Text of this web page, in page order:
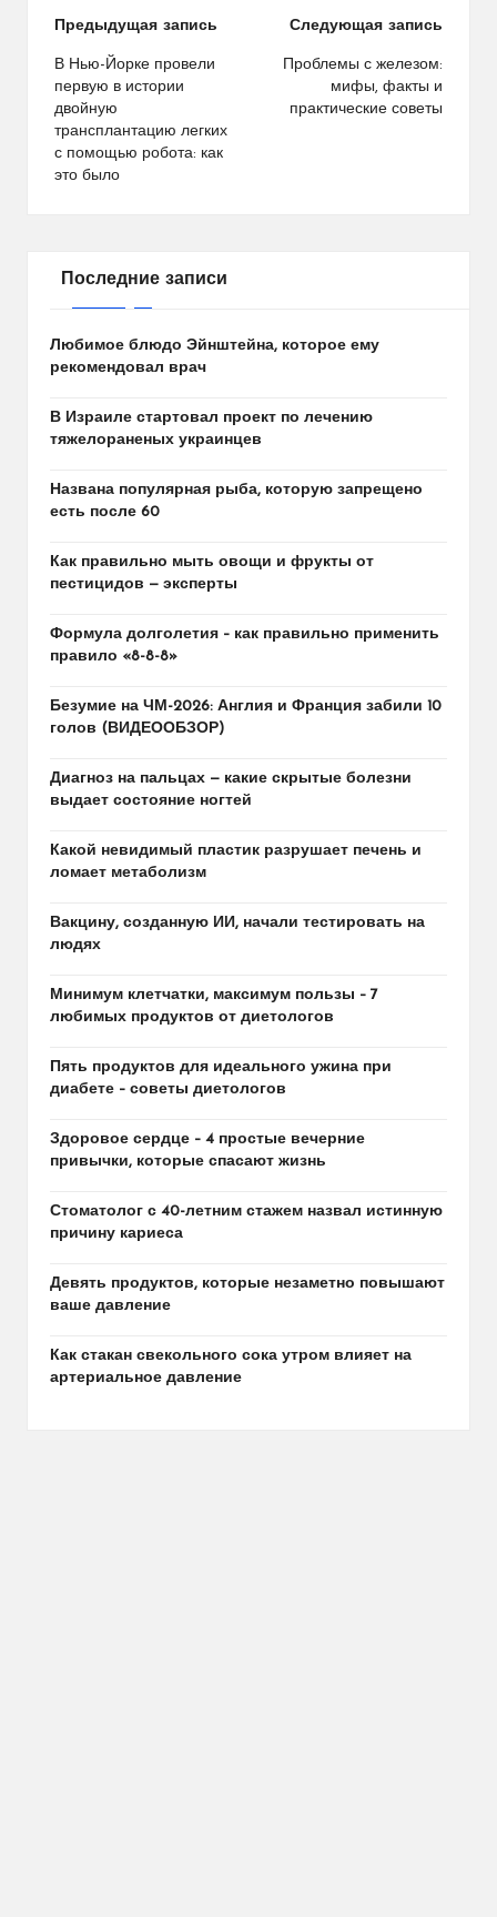
Навигация
по
записям
Предыдущая запись
В Нью-Йорке провели
первую в истории
двойную
трансплантацию легких
с помощью робота: как
это было
Следующая запись
Проблемы с железом:
мифы, факты и
практические советы
Последние записи
Любимое блюдо Эйнштейна, которое ему
рекомендовал врач
В Израиле стартовал проект по лечению
тяжелораненых украинцев
Названа популярная рыба, которую запрещено
есть после 60
Как правильно мыть овощи и фрукты от
пестицидов — эксперты
Формула долголетия – как правильно применить
правило «8-8-8»
Безумие на ЧМ-2026: Англия и Франция забили 10
голов (ВИДЕООБЗОР)
Диагноз на пальцах — какие скрытые болезни
выдает состояние ногтей
Какой невидимый пластик разрушает печень и
ломает метаболизм
Вакцину, созданную ИИ, начали тестировать на
людях
Минимум клетчатки, максимум пользы – 7
любимых продуктов от диетологов
Пять продуктов для идеального ужина при
диабете – советы диетологов
Здоровое сердце – 4 простые вечерние
привычки, которые спасают жизнь
Стоматолог с 40-летним стажем назвал истинную
причину кариеса
Девять продуктов, которые незаметно повышают
ваше давление
Как стакан свекольного сока утром влияет на
артериальное давление